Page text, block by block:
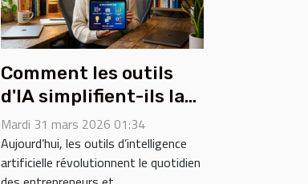
Comment les outils
d'IA simplifient-ils la
vie des entrepreneurs
?
Mardi 31 mars 2026 01:34
Aujourd’hui, les outils d’intelligence
artificielle révolutionnent le quotidien